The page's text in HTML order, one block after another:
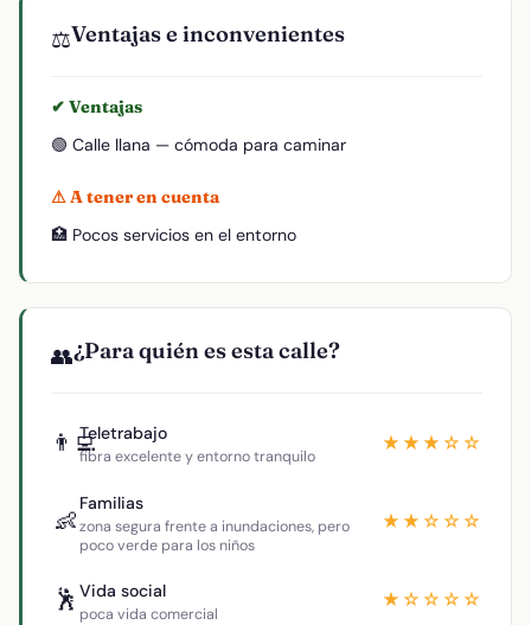
⚖️Ventajas e inconvenientes
✔ Ventajas
🟢 Calle llana — cómoda para caminar
⚠ A tener en cuenta
🏥 Pocos servicios en el entorno
👥¿Para quién es esta calle?
👨‍💻Teletrabajo
fibra excelente y entorno tranquilo
★★★☆☆
👶
Familias
zona segura frente a inundaciones, pero
poco verde para los niños
★★☆☆☆
🕺 Vida social
poca vida comercial
★☆☆☆☆